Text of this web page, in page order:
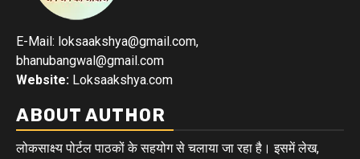
E-Mail: loksaakshya@gmail.com,
bhanubangwal@gmail.com
Website: Loksaakshya.com
ABOUT AUTHOR
लोकसाक्ष्य पोर्टल पाठकों के सहयोग से चलाया जा रहा है। इसमें लेख,